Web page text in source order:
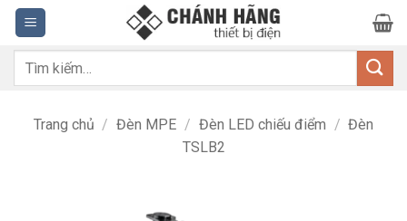
Bỏ
qua
nội
dung
Tìm
Trang chủ / Đèn MPE / Đèn LED chiếu điểm / Đèn
TSLB2